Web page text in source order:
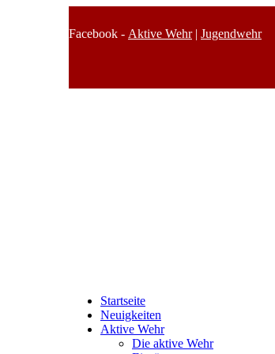
Facebook - Aktive Wehr| Jugendwehr
Startseite
Neuigkeiten
Aktive Wehr
Die aktive Wehr